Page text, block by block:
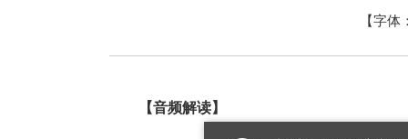
【字体
【音频解读】